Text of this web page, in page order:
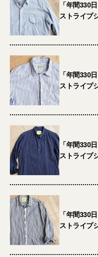
「年間330
ストライプ
「年間330
ストライプ
「年間330
ストライプ
「年間330
ストライプ